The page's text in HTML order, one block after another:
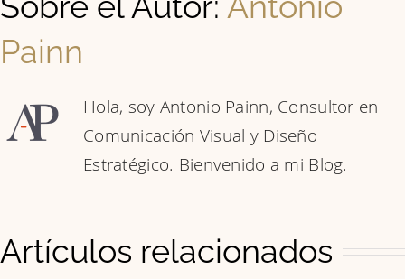
Painn
Hola, soy Antonio Painn, Consultor en
Comunicación Visual y Diseño
Estratégico. Bienvenido a mi Blog.
Artículos relacionados